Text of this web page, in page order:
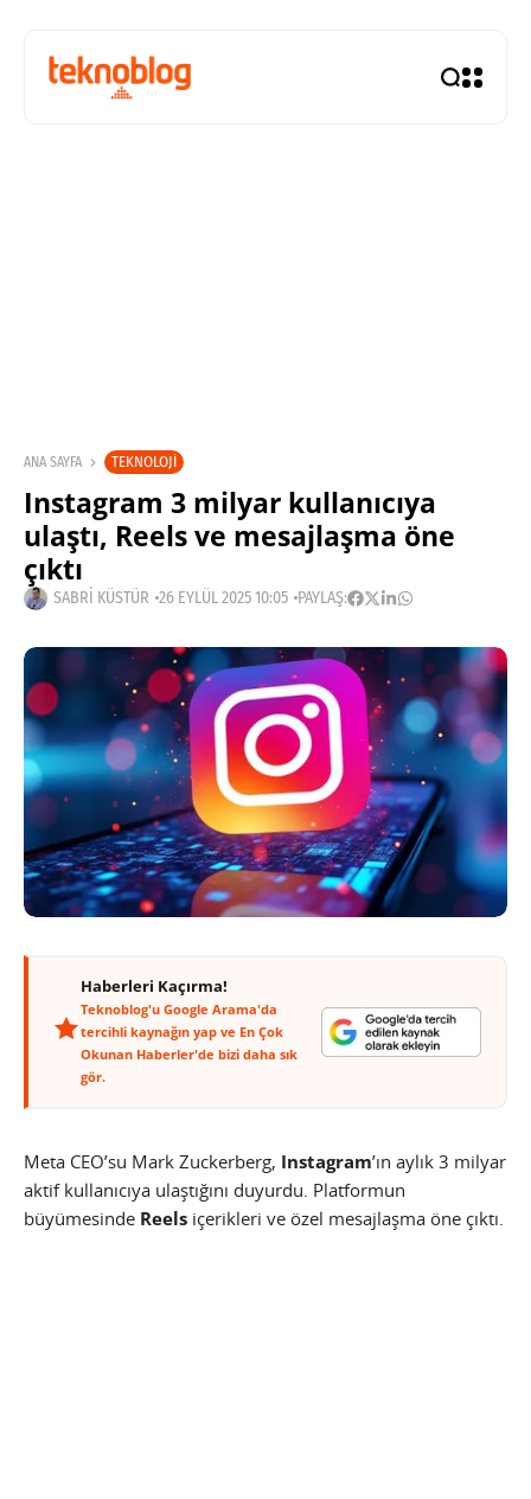
ANA SAYFA TEKNOLOJI
Instagram 3 milyar kullanıcıya
ulaştı, Reels ve mesajlaşma öne
çıktı
SABRI KÜSTÜR 26 EYLÜL 2025 10:05 PAYLAŞ:
Haberleri Kaçırma!
Teknoblog'u Google Arama'da
tercihli kaynağın yap ve En Çok
Okunan Haberler'de bizi daha sık
gör.
Meta CEO’su Mark Zuckerberg, Instagram’ın aylık 3 milyar
aktif kullanıcıya ulaştığını duyurdu. Platformun
büyümesinde Reels içerikleri ve özel mesajlaşma öne çıktı.